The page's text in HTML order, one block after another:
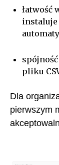
łatwość
instaluje
pliku
Dla
pierwszym